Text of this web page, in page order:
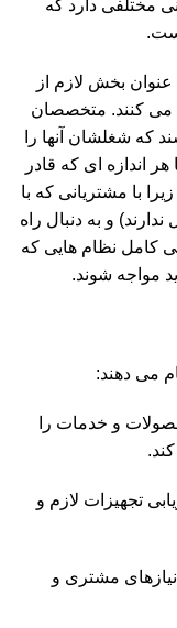
مختلفی دارد که
عنوان بخش لازم از
می کنند. متخصصان
که شغلشان آنها را
اندازه ای که قادر
با مشتریانی که با
و به دنبال راه
کامل نظام هایی که
مواجه شوند.
می دهند:
و خدمات را
تجهیزات لازم و
مشتری و